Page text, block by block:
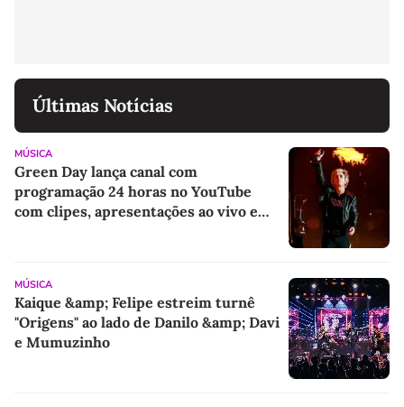
Últimas Notícias
MÚSICA
Green Day lança canal com
programação 24 horas no YouTube
com clipes, apresentações ao vivo e
MÚSICA
Kaique &amp; Felipe estreim turnê
"Origens" ao lado de Danilo &amp; Davi
e Mumuzinho